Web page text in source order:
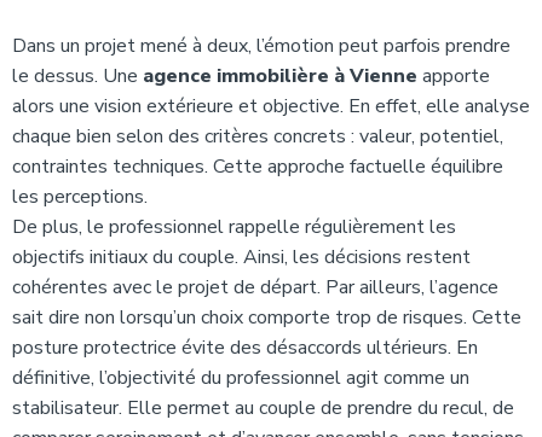
Dans un projet mené à deux, l’émotion peut parfois prendre
le dessus. Une agence immobilière à Vienne apporte
alors une vision extérieure et objective. En effet, elle analyse
chaque bien selon des critères concrets : valeur, potentiel,
contraintes techniques. Cette approche factuelle équilibre
les perceptions.
De plus, le professionnel rappelle régulièrement les
objectifs initiaux du couple. Ainsi, les décisions restent
cohérentes avec le projet de départ. Par ailleurs, l’agence
sait dire non lorsqu’un choix comporte trop de risques. Cette
posture protectrice évite des désaccords ultérieurs. En
définitive, l’objectivité du professionnel agit comme un
stabilisateur. Elle permet au couple de prendre du recul, de